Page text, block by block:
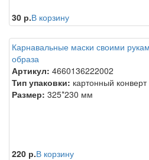
30 р.В корзину
Карнавальные маски своими
образа
Артикул: 4660136222002
Тип упаковки: картонный
Размер: 325*230 мм
220 р.В корзину